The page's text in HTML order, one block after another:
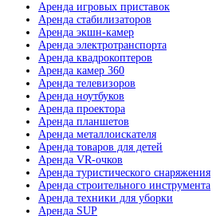
Аренда игровых приставок
Аренда стабилизаторов
Аренда экшн-камер
Аренда электротранспорта
Аренда квадрокоптеров
Аренда камер 360
Аренда телевизоров
Аренда ноутбуков
Аренда проектора
Аренда планшетов
Аренда металлоискателя
Аренда товаров для детей
Аренда VR-очков
Аренда туристического снаряжения
Аренда строительного инструмента
Аренда техники для уборки
Аренда SUP